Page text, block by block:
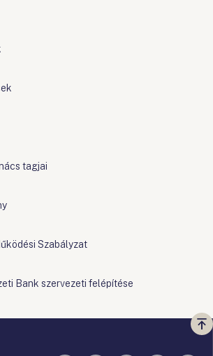
tagjai
Szabályzat
Bank szervezeti felépítése
a